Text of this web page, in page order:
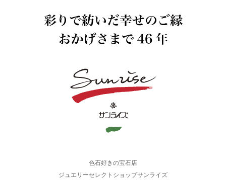
色石好きの宝石店
ジュエリーセレクトショップサンライズ